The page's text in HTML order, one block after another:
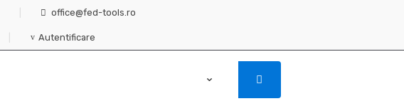
office@fed-tools.ro
Autentificare